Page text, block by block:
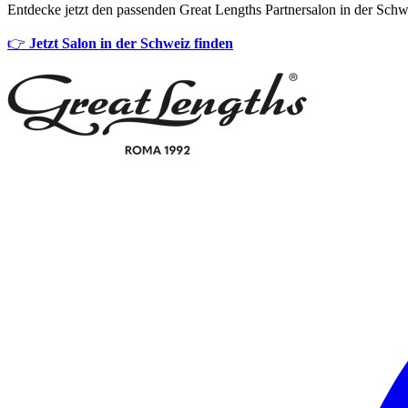
Entdecke jetzt den passenden Great Lengths Partnersalon in der
👉 Jetzt Salon in der Schweiz finden